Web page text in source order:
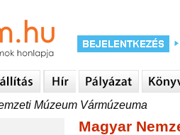
Múzeum Vármúzeuma
Magyar